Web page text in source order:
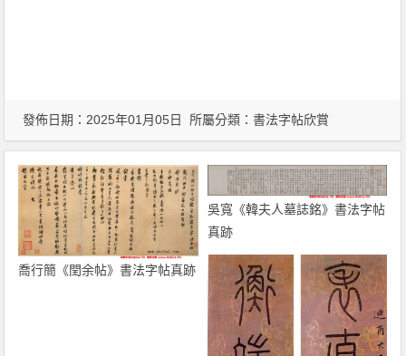
發佈日期：2025年01月05日 所屬分類：書法字帖欣賞
喬行簡《閏余帖》書法字帖真跡
吳寬《韓夫人墓誌銘》書法字帖
真跡